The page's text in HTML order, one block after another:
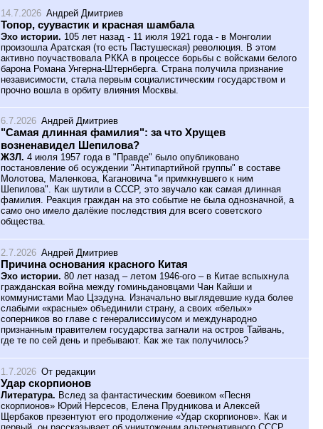
14.7.2026 Андрей Дмитриев
Топор, суувастик и красная шамбала
Эхо истории. 105 лет назад - 11 июля 1921 года - в Монголии
произошла Аратская (то есть Пастушеская) революция. В этом
активно поучаствовала РККА в процессе борьбы с войсками белого
барона Романа Унгерна-Штернберга. Страна получила признание
независимости, стала первым социалистическим государством и
прочно вошла в орбиту влияния Москвы.
6.7.2026 Андрей Дмитриев
"Самая длинная фамилия": за что Хрущев
возненавидел Шепилова?
ЖЗЛ. 4 июля 1957 года в "Правде" было опубликовано
постановление об осуждении "Антипартийной группы" в составе
Молотова, Маленкова, Кагановича "и примкнувшего к ним
Шепилова". Как шутили в СССР, это звучало как самая длинная
фамилия. Реакция граждан на это событие не была однозначной, а
само оно имело далёкие последствия для всего советского
общества.
2.7.2026 Андрей Дмитриев
Причина основания красного Китая
Эхо истории. 80 лет назад – летом 1946-ого – в Китае вспыхнула
гражданская война между гоминьдановцами Чан Кайши и
коммунистами Мао Цзэдуна. Изначально выглядевшие куда более
слабыми «красные» объединили страну, а своих «белых»
соперников во главе с генералиссимусом и международно
признанным правителем государства загнали на остров Тайвань,
где те по сей день и пребывают. Как же так получилось?
1.7.2026 От редакции
Удар скорпионов
Литература. Вслед за фантастическим боевиком «Песня
скорпионов» Юрий Нерсесов, Елена Прудникова и Алексей
Щербаков презентуют его продолжение «Удар скорпионов». Как и